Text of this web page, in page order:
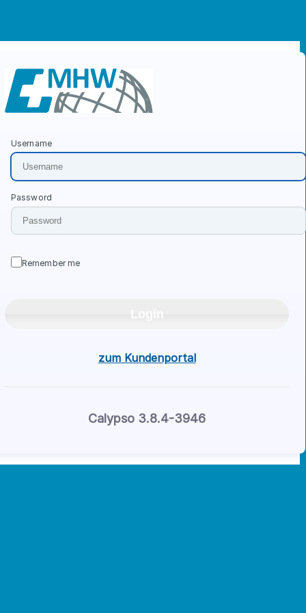
Login-Formular
Username
Password
Remember me
Login
zum Kundenportal
Calypso 3.8.4-3946